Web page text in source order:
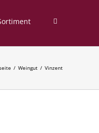
Weingut Vinzent